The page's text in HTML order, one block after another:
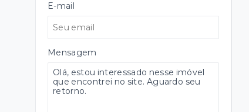
E-mail
Mensagem